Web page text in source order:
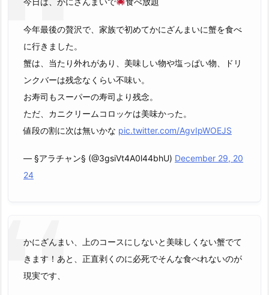
今年最後の贅沢で、家族で初めてかにざんまいに蟹を食べ
に行きました。
蟹は、当たり外れがあり、美味しい物や塩っぱい物、ドリ
ンクバーは残念なくらい不味い。
お寿司もスーパーの寿司より残念。
ただ、カニクリームコロッケは美味かった。
値段の割に次は無いかな pic.twitter.com/AgvIpWOEJS
— §アラチャン§ (@3gsiVt4A0l44bhU) December 29, 20
24
かにざんまい、上のコースにしないと美味しくない蟹でて
きます！あと、正直剥くのに必死でそんな食べれないのが
現実です、